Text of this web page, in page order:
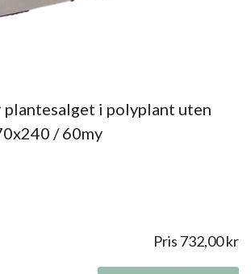
i polyplant uten
/ 60my
Pris 732,00kr